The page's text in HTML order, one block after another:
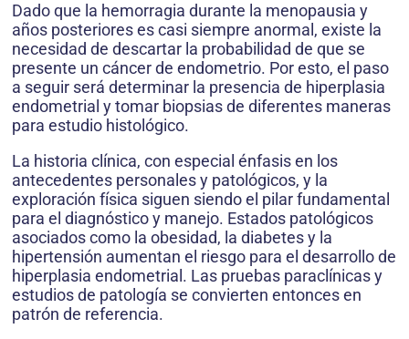
Dado que la hemorragia durante la menopausia y
años posteriores es casi siempre anormal, existe la
necesidad de descartar la probabilidad de que se
presente un cáncer de endometrio. Por esto, el paso
a seguir será determinar la presencia de hiperplasia
endometrial y tomar biopsias de diferentes maneras
para estudio histológico.
La historia clínica, con especial énfasis en los
antecedentes personales y patológicos, y la
exploración física siguen siendo el pilar fundamental
para el diagnóstico y manejo. Estados patológicos
asociados como la obesidad, la diabetes y la
hipertensión aumentan el riesgo para el desarrollo de
hiperplasia endometrial. Las pruebas paraclínicas y
estudios de patología se convierten entonces en
patrón de referencia.